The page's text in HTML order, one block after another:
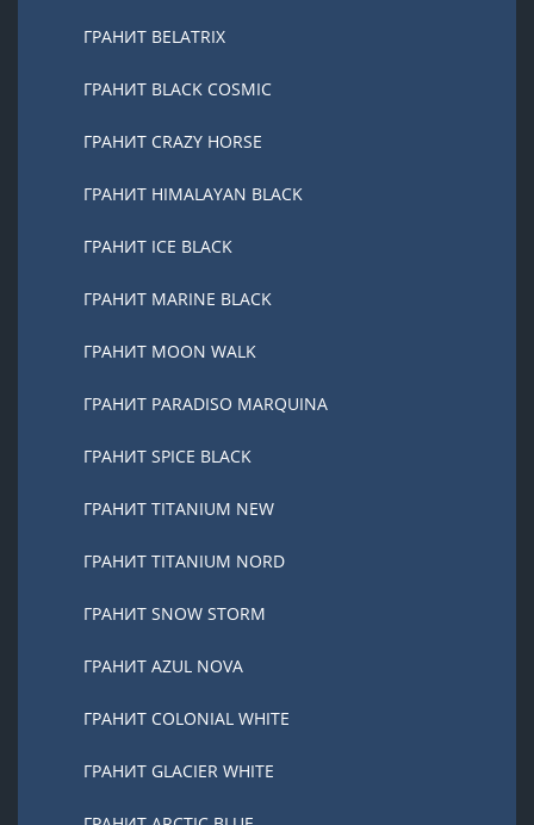
ГРАНИТ BELATRIX
ГРАНИТ BLACK COSMIC
ГРАНИТ CRAZY HORSE
ГРАНИТ HIMALAYAN BLACK
ГРАНИТ ICE BLACK
ГРАНИТ MARINE BLACK
ГРАНИТ MOON WALK
ГРАНИТ PARADISO MARQUINA
ГРАНИТ SPICE BLACK
ГРАНИТ TITANIUM NEW
ГРАНИТ TITANIUM NORD
ГРАНИТ SNOW STORM
ГРАНИТ AZUL NOVA
ГРАНИТ COLONIAL WHITE
ГРАНИТ GLACIER WHITE